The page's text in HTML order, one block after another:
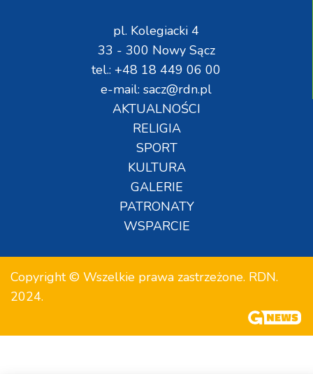
pl. Kolegiacki 4
33 - 300 Nowy Sącz
tel.: +48 18 449 06 00
e-mail: sacz@rdn.pl
AKTUALNOŚCI
RELIGIA
SPORT
KULTURA
GALERIE
PATRONATY
WSPARCIE
Copyright © Wszelkie prawa zastrzeżone. RDN.
2024.